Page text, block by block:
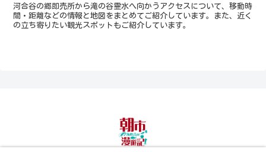
河合谷の郷即売所から滝の谷霊水へ向かうアクセスについて、移動時
間・距離などの情報と地図をまとめてご紹介しています。また、近く
の立ち寄りたい観光スポットもご紹介しています。